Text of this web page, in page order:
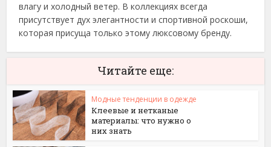
влагу и холодный ветер. В коллекциях всегда
присутствует дух элегантности и спортивной роскоши,
которая присуща только этому люксовому бренду.
Читайте еще:
Модные тенденции в одежде
Клеевые и нетканые
материалы: что нужно о
них знать